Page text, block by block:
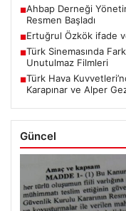
■Ahbap Derneği
Resmen Başladı
■Ertuğrul Özkök ifade
■Türk Sinemasında
Unutulmaz Filmleri
■Türk Hava
Karapınar ve Alper
Güncel